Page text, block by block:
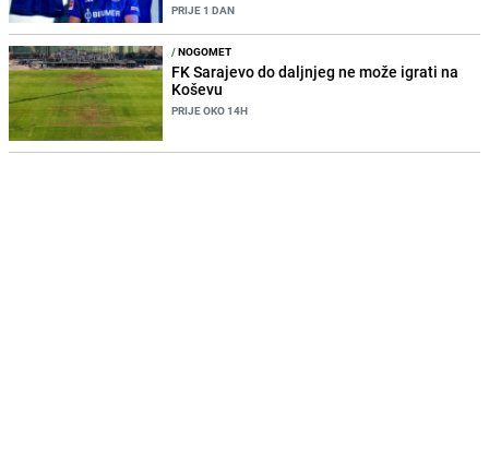
PRIJE 1 DAN
/NOGOMET
FK Sarajevo do daljnjeg ne može igrati na
Koševu
PRIJE OKO 14H